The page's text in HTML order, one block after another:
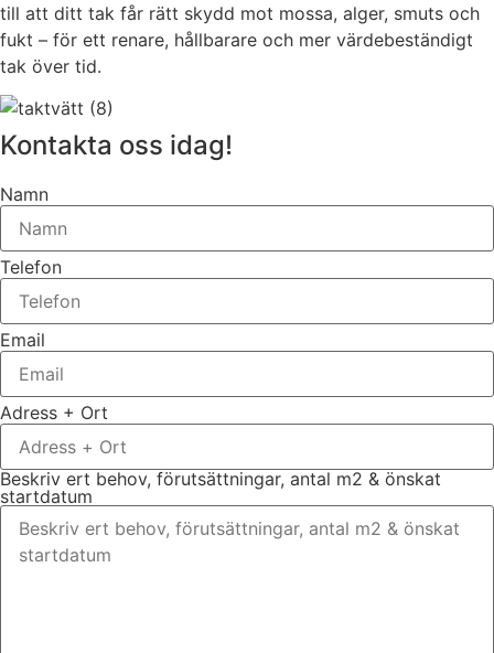
till att ditt tak får rätt skydd mot mossa, alger, smuts och
fukt – för ett renare, hållbarare och mer värdebeständigt
tak över tid.
Kontakta oss idag!
Namn
Telefon
Email
Adress + Ort
Beskriv ert behov, förutsättningar, antal m2 & önskat
startdatum